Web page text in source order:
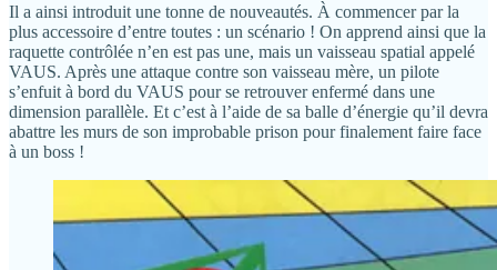
Il a ainsi introduit une tonne de nouveautés. À commencer par la
plus accessoire d’entre toutes : un scénario ! On apprend ainsi que la
raquette contrôlée n’en est pas une, mais un vaisseau spatial appelé
VAUS. Après une attaque contre son vaisseau mère, un pilote
s’enfuit à bord du VAUS pour se retrouver enfermé dans une
dimension parallèle. Et c’est à l’aide de sa balle d’énergie qu’il devra
abattre les murs de son improbable prison pour finalement faire face
à un boss !